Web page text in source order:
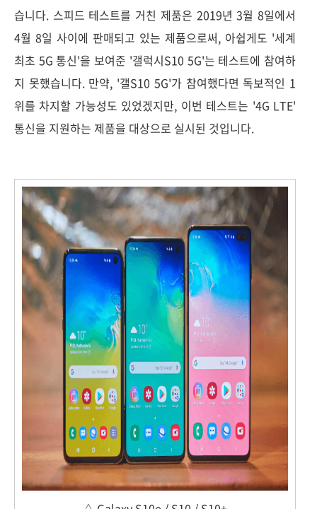
습니다. 스피드 테스트를 거친 제품은 2019년 3월 8일에서
4월 8일 사이에 판매되고 있는 제품으로써, 아쉽게도 '세계
최초 5G 통신'을 보여준 '갤럭시S10 5G'는 테스트에 참여하
지 못했습니다. 만약, '갤S10 5G'가 참여했다면 독보적인 1
위를 차지할 가능성도 있었겠지만, 이번 테스트는 '4G LTE'
통신을 지원하는 제품을 대상으로 실시된 것입니다.